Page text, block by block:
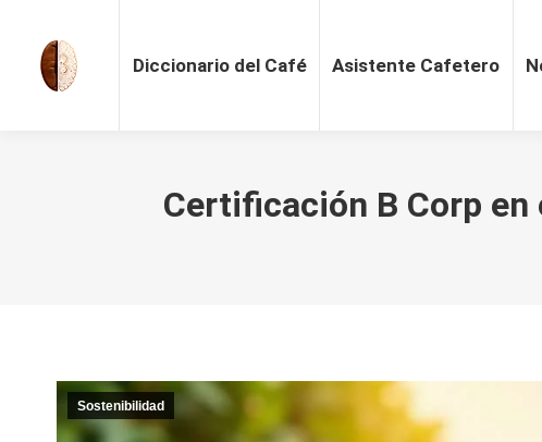
Diccionario del Café Asistente Cafetero
Certificación B Corp
Sostenibilidad